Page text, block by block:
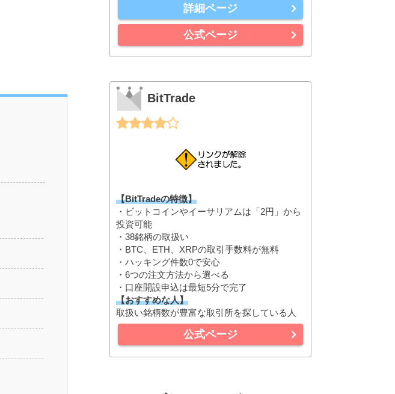
詳細ページ
公式ページ
BitTrade
【BitTradeの特徴】
・ビットコインやイーサリアムは「2円」から
投資可能
・38銘柄の取扱い
・BTC、ETH、XRPの取引手数料が無料
・ハッキング件数0で安心
・6つの注文方法から選べる
・口座開設申込は最短5分で完了
【おすすめな人】
取扱い銘柄数が豊富な取引所を探している人
公式ページ